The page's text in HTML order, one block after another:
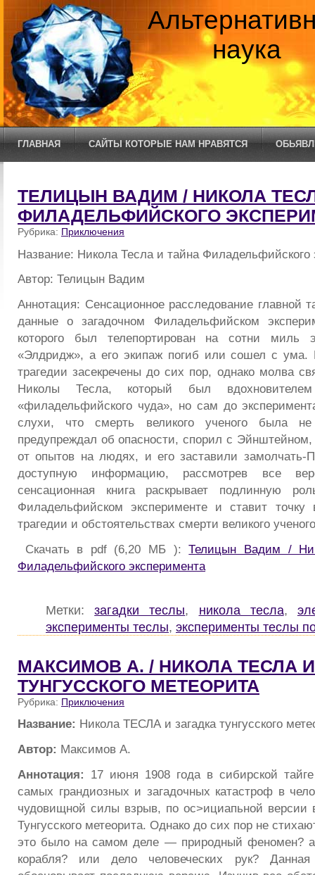
наука
ГЛАВНАЯ САЙТЫ КОТОРЫЕ НАМ НРАВЯТСЯ
ТЕЛИЦЫН ВАДИМ / НИКОЛА
ФИЛАДЕЛЬФИЙСКОГО
Рубрика: Приключения
Название: Никола Тесла и тайна Филадельфийского
Автор: Телицын Вадим
Аннотация: Сенсационное расследование главной
данные о загадочном Филадельфийском
которого был телепортирован на сотни
«Элдридж», а его экипаж погиб или сошел с ума.
трагедии засекречены до сих пор, однако молва
Николы Тесла, который был
«филадельфийского чуда», но сам до
слухи, что смерть великого ученого была
предупреждал об опасности, спорил с Эйнштейном,
от опытов на людях, и его заставили замолчать-
доступную информацию, рассмотрев все
сенсационная книга раскрывает подлинную
Филадельфийском эксперименте и ставит
трагедии и обстоятельствах смерти великого
Скачать в pdf (6,20 МБ ):Телицын Вадим /
Филадельфийского эксперимента
Метки:загадки теслы, никола тесла,
эксперименты теслы, эксперименты теслы
МАКСИМОВ А. / НИКОЛА ТЕСЛА
ТУНГУССКОГО МЕТЕОРИТА
Рубрика: Приключения
Название: Никола ТЕСЛА и загадка тунгусского
Автор: Максимов А.
Аннотация: 17 июня 1908 года в сибирской
самых грандиозных и загадочных катастроф в
чудовищной силы взрыв, по ос>ициапьной версии
Тунгусского метеорита. Однако до сих пор не
это было на самом деле — природный феномен?
корабля? или дело человеческих рук? Данная